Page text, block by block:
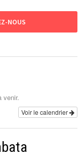
NOUS
venir.
Voir le calendrier